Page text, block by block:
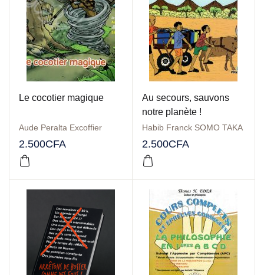
Le cocotier magique
Aude Peralta Excoffier
2.500CFA
Au secours, sauvons
notre planète !
Habib Franck SOMO TAKA
2.500CFA